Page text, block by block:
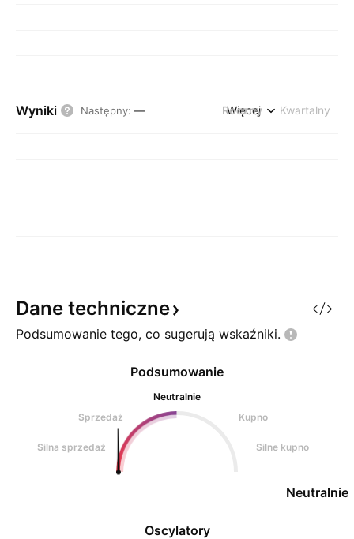
Wyniki Następny: — Roczny Kwartalny
Więcej
Dane techniczne
Podsumowanie tego, co sugerują wskaźniki.
Oscylatory
Podsumowanie
Neutralnie
Sprzedaż
Kupno
Silna sprzedaż Silne kupno
Neutralnie